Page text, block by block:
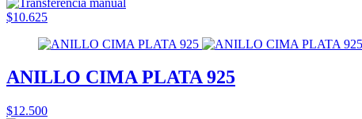
$10.625
ANILLO CIMA PLATA 925
$12.500